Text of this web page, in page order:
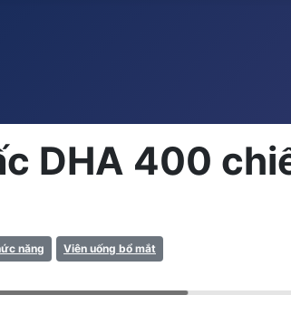
DHA 400
năng Viên uống bổ mắt